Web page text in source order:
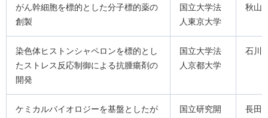
がん幹細胞を標的とした分子標的薬の
創製
国立大学法
人東京大学
秋山
染色体ヒストンシャペロンを標的とし
たストレス反応制御による抗腫瘍剤の
開発
国立大学法
人京都大学
石川
ケミカルバイオロジーを基盤としたが
国立研究開
長田